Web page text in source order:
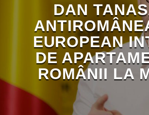
DAN
EUROPEAN
DE
ROMÂNII LA